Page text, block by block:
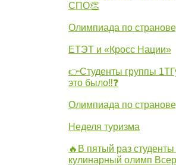
СПО👏
Олимпиада по
ЕТЭТ и «Кросс Нации»
👉Студенты группы
это было‼❓
Олимпиада по
Неделя туризма
🔥В пятый раз
кулинарный олимп